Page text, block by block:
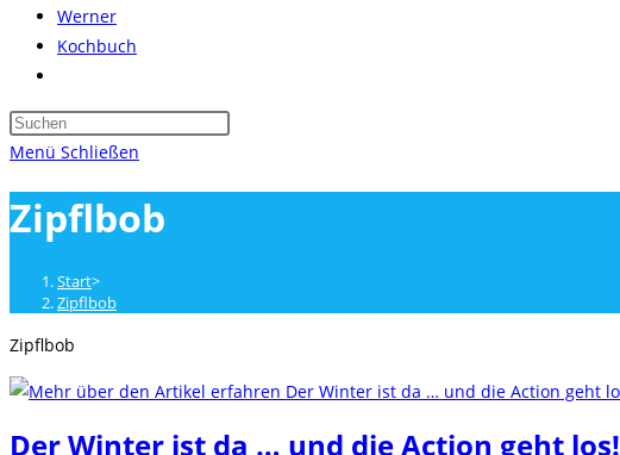
Werner
Kochbuch
umschalten
Press
Menü Schließen
Zipflbob
Start>
Zipflbob
Zipflbob
Der Winter ist da … und die Action geht los!